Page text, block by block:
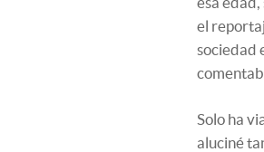
el
sociedad
Solo ha
aluciné